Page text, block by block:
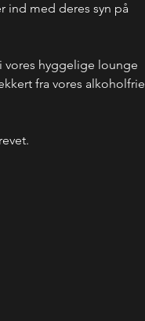
ind med deres syn på
vores hyggelige lounge
fra vores alkoholfrie